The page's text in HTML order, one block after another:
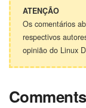
ATENÇÃO
Os comentários
respectivos
opinião do Linux
Comments